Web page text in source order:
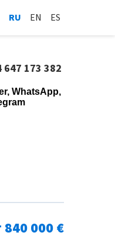
RU EN ES
647 173 382
WhatsApp,
840 000 €